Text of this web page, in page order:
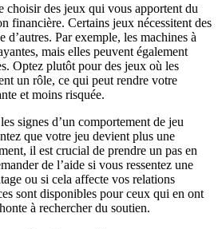
choisir des jeux qui vous apportent du
financière. Certains jeux nécessitent des
d’autres. Par exemple, les machines à
mais elles peuvent également
Optez plutôt pour des jeux où les
un rôle, ce qui peut rendre votre
et moins risquée.
signes d’un comportement de jeu
que votre jeu devient plus une
il est crucial de prendre un pas en
de l’aide si vous ressentez une
ou si cela affecte vos relations
sont disponibles pour ceux qui en ont
à rechercher du soutien.